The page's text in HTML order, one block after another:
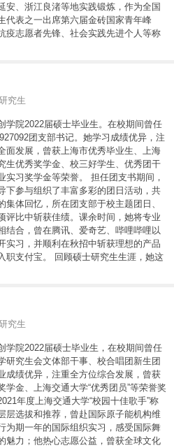
安、浙江良渚等地实践锻炼，作为全国
代表之一出席第六届金砖国家青年峰
疫志愿者先锋、社会实践先进个人等称
究生
学院2022届硕士毕业生。在校期间曾任
团支部书记。她学习成绩优异，注
面发展，曾获上海市优秀毕业生、上海
生优秀奖学金、校三好学生、优秀团干
实习奖学金等荣誉。 担任团支书期间，
下参与组织了丰富多彩的团日活动，共
集体回忆，所在团支部于校主题团日、
评比中斩获佳绩。课余时间，她将专业
结合，曾在腾讯、爱奇艺、哔哩哔哩以
实习，并顺利在秋招中斩获理想的产品
职支付宝。 回顾硕士研究生生涯，她这
究生
学院2022届硕士毕业生，在校期间曾任
研究生会文体部干事、校合唱团新生团
成绩优异，注重全方位综合发展，曾获
学金、上海交通大学“优秀团员”等荣誉奖
年度上海交通大学“校园十佳歌手”称
层选拔和推荐，曾赴国际原子能机构维
为期一年的国际组织实习，感受国际舞
魅力；他热心志愿公益，曾获全球文化